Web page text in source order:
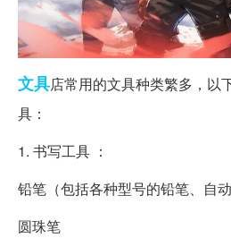
文具店常用的文具种类繁多，以
具：
1. 书写工具 ：
铅笔（包括各种型号的铅笔、自动
圆珠笔